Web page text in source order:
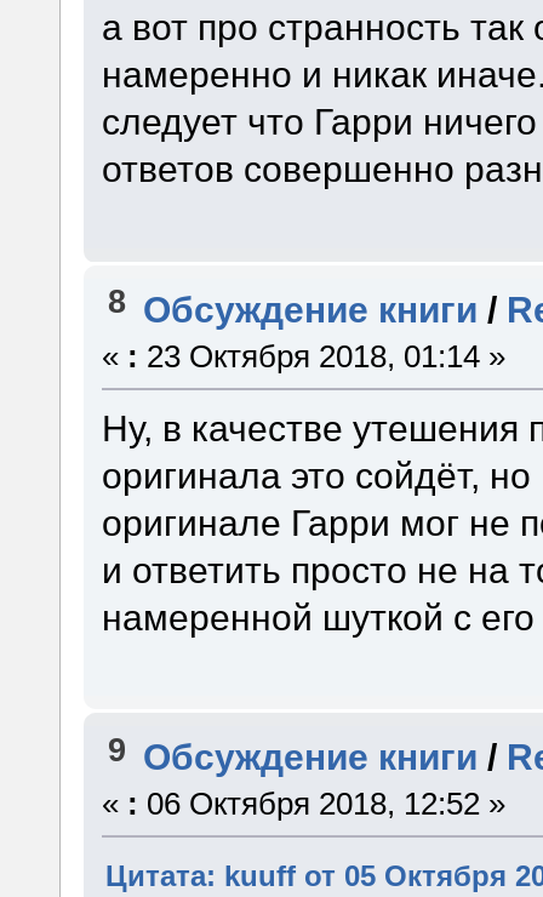
а вот про странность
намеренно и никак
следует что Гарри
ответов совершенно
8 Обсуждение книги /
« : 23 Октября 2018, 01:14 »
Ну, в качестве утешения
оригинала это сойдёт,
оригинале Гарри мог не
и ответить просто не на
намеренной шуткой с
9 Обсуждение книги /
« : 06 Октября 2018, 12:52 »
Цитата: kuuff от 05 Октября